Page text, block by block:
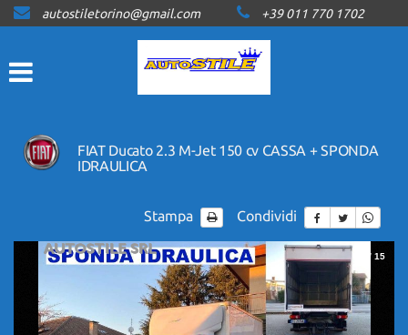
HOME
LISTA VEICOLI
ACQUISTIAMO USATO
CONTATTI
NEWS
autostiletorino@gmail.com +39 011 770 1702
FIAT Ducato 2.3 M-Jet 150 cv CASSA + SPONDA
IDRAULICA
Stampa Condividi
/ 15